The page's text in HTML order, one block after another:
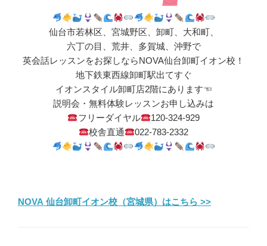
仙台市若林区、宮城野区、卸町、大和町、
六丁の目、荒井、多賀城、沖野で
英会話レッスンをお探しならNOVA仙台卸町イオン校！
地下鉄東西線卸町駅出てすぐ
イオンスタイル卸町店2階にあります☜
説明会・無料体験レッスンお申し込みは
フリーダイヤル
120-324-929
校舎直通
022-783-2332
NOVA 仙台卸町イオン校（宮城県）はこちら >>